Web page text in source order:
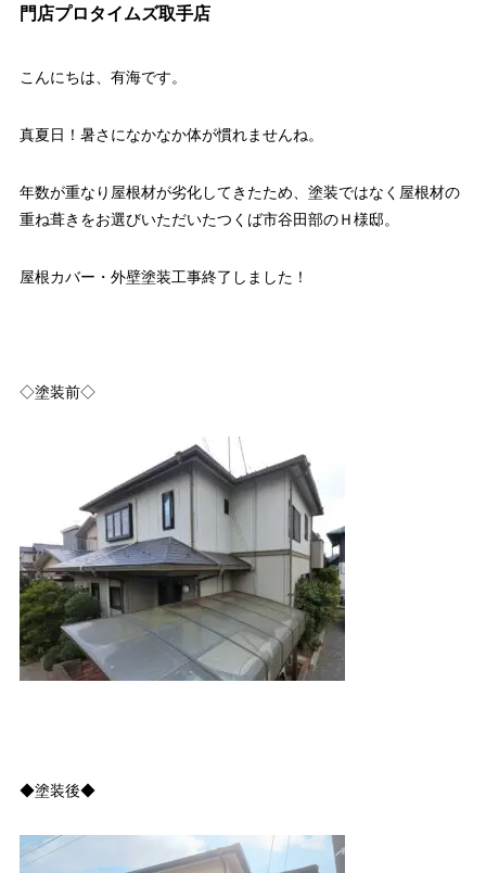
門店プロタイムズ取手店
こんにちは、有海です。
真夏日！暑さになかなか体が慣れませんね。
年数が重なり屋根材が劣化してきたため、塗装ではなく屋根材の
重ね葺きをお選びいただいたつくば市谷田部のＨ様邸。
屋根カバー・外壁塗装工事終了しました！
◇塗装前◇
◆塗装後◆